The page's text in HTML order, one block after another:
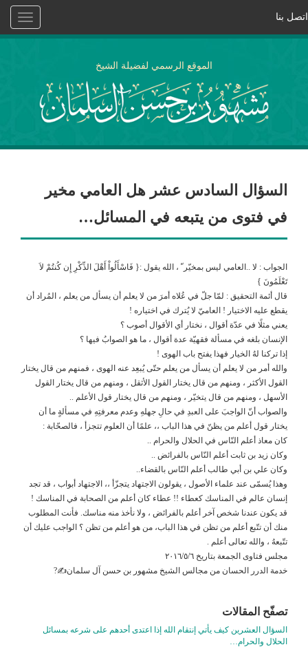
Toggle
اتصل بنا
الموقع الرسمي لفضيلة الشيخ
السؤال السادس عشر هل العامي مخير
في فتوى من يتبعه في المسائل…
الجواب : لا ..العامي ليس بمخيّر ّ ، الله يقول :{ فَاسْأَلُواْ أَهْلَ الذِّكْرِ إِن كُنتُمْ لاَ
تَعْلَمُونَ }
قال أئمة التحقيق : لمّا جلّ في عُلاه أمرَ من لا يعلم أن يسأل من يعلم ، المُراد أن
يقطع عليه الاختيار ! العاميّ لا يُترك في اختياره !
يعني مثلًا في عدّة أقوال ، نختار أي الأقوال أصوب ؟
الإنسان بلغه في مسألة فقهيّة عدة أقوال ، ما هو الصوابُ فيها ؟
إذا تركنا لهُ الخيار فهذا يفتح باب الهوى !
والله أمر من لا يعلم أن يسأل من يعلم حتّى يُبعِد عنه الهوى ، فمنهم من قال يختار
القول الأكثر ، ومنهم من قال يختار القول الأثقل ، ومنهم من قال يختار القول
الأسهل ، ومنهم من قال يتخيّر ، ومنهم من قال يختار قول الأعلم ..
والصواب أنّ الواجبَ على العبدِ في حالِ جهلهِ وعدم معرفتِهِ في مسألةٍ ما أن
يختار قول أعلم من يظنّ في هذا الباب ،، علمًا أن العلوم تتجزأ ، فالصحّابة :
كان معاذ أعلم النّاس في الحلال والحرام ..
وكان زيد بن ثابت أعلم النّاس بالفرائض ..
وكان علي بن أبي طالب أعلم النّاس بالقضاء..
وهذا يُسمّى عند علماء الأصول ، يقولون الاجتهاد يتجزّأ ،، الاجتهاد أبواب ، قد تجد
إنسان عالم في المناسك كعطاء !! عطاء كان أعلم من الصحابة في المناسك !
قد يكون عندنا شخص آخر أعلم بالفرائض ، ولا نأخذ منه مناسك. فأنت المطلوب
منك أن تتّبع أعلم من تظن في هذا الباب، من هو أعلم من تظن ؟ الواجب عليك أن
تتّبعهُ ، والله تعالى أعلم .
مجلس فتاوى الجمعة بتاريخ ٢٠١٦/٥/٦
خدمة الدرر الحسان من مجالس الشيخ مشهور بن حسن آل سلمان✍?
تصفّح المقالات
السؤال العشرين كيف يأتي إنتقام الله إذا اعتدى أحدهم على شرعه بمسائل
الحلال والحرام…